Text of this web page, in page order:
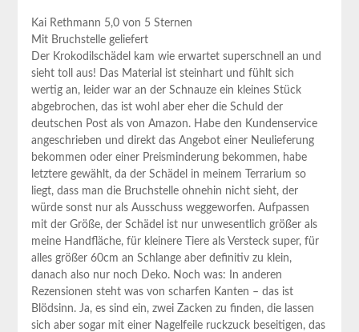
Kai Rethmann 5,0 von 5 Sternen
Mit Bruchstelle geliefert
Der Krokodilschädel kam wie erwartet superschnell an und‌
sieht toll aus! Das Material ist steinhart und fühlt sich
wertig an, leider war an der Schnauze ein kleines Stück
abgebrochen, das ist wohl aber eher die Schuld ⁣der
deutschen Post als von Amazon.⁣ Habe den ⁣Kundenservice
angeschrieben und direkt das Angebot einer‌ Neulieferung
‌bekommen oder einer Preisminderung bekommen, habe
letztere gewählt, da der Schädel in meinem Terrarium so
liegt, dass man die Bruchstelle ohnehin nicht ‌sieht, der
‍würde sonst nur​ als Ausschuss weggeworfen. Aufpassen
mit⁢ der Größe, der Schädel ist nur⁢ unwesentlich größer als
meine Handfläche, für ⁤kleinere Tiere als Versteck super, für
‌alles größer 60cm an Schlange ⁢aber definitiv zu klein,
danach⁤ also nur noch⁢ Deko. Noch was: ‍In anderen
Rezensionen steht⁤ was‌ von scharfen Kanten – das ist
Blödsinn. Ja, es sind ein, zwei Zacken zu finden, die lassen
sich aber sogar mit einer Nagelfeile ruckzuck beseitigen, ‍das